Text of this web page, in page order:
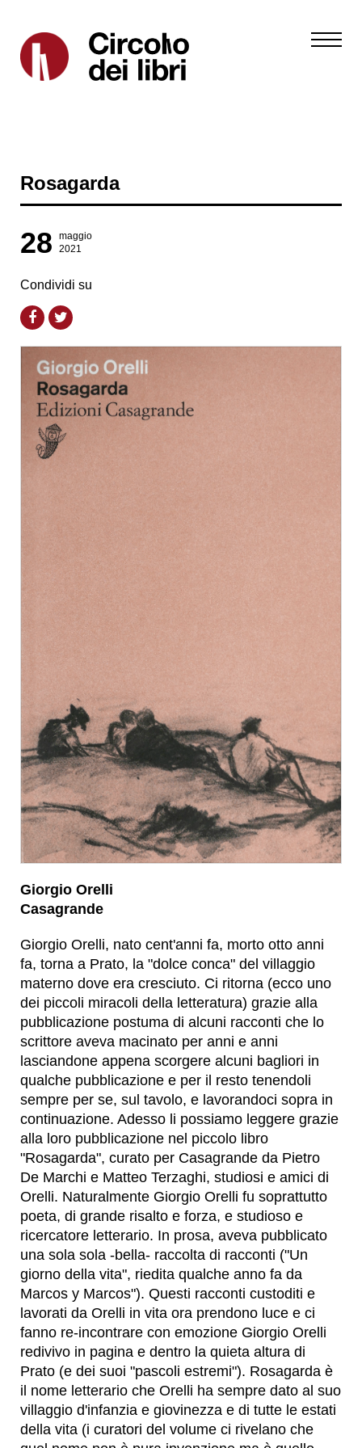
Rosagarda
28
maggio
2021
Condividi su
Giorgio Orelli
Casagrande
Giorgio Orelli, nato cent'anni fa, morto otto anni
fa, torna a Prato, la "dolce conca" del villaggio
materno dove era cresciuto. Ci ritorna (ecco uno
dei piccoli miracoli della letteratura) grazie alla
pubblicazione postuma di alcuni racconti che lo
scrittore aveva macinato per anni e anni
lasciandone appena scorgere alcuni bagliori in
qualche pubblicazione e per il resto tenendoli
sempre per se, sul tavolo, e lavorandoci sopra in
continuazione. Adesso li possiamo leggere grazie
alla loro pubblicazione nel piccolo libro
"Rosagarda", curato per Casagrande da Pietro
De Marchi e Matteo Terzaghi, studiosi e amici di
Orelli. Naturalmente Giorgio Orelli fu soprattutto
poeta, di grande risalto e forza, e studioso e
ricercatore letterario. In prosa, aveva pubblicato
una sola sola -bella- raccolta di racconti ("Un
giorno della vita", riedita qualche anno fa da
Marcos y Marcos"). Questi racconti custoditi e
lavorati da Orelli in vita ora prendono luce e ci
fanno re-incontrare con emozione Giorgio Orelli
redivivo in pagina e dentro la quieta altura di
Prato (e dei suoi "pascoli estremi"). Rosagarda è
il nome letterario che Orelli ha sempre dato al suo
villaggio d'infanzia e giovinezza e di tutte le estati
della vita (i curatori del volume ci rivelano che